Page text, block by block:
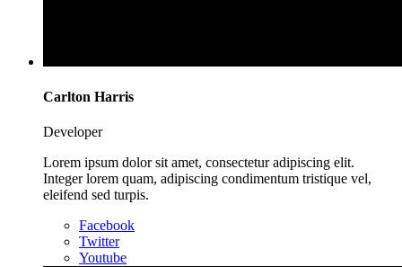
Carlton Harris
Developer
Lorem ipsum dolor sit amet, consectetur adipiscing elit.
Integer lorem quam, adipiscing condimentum tristique vel,
eleifend sed turpis.
Facebook
Twitter
Youtube